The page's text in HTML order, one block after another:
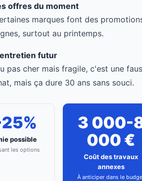
offres du moment
marques font des
surtout au printemps.
futur
pas cher mais fragile, c'est une
mais ça dure 30 ans sans souci.
possible
les options
3 000-
000 €
Coût des travaux
annexes
À anticiper dans le